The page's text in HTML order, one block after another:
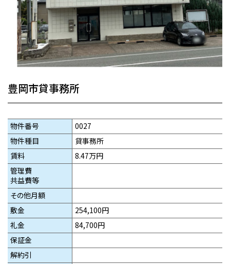
豊岡市貸事務所
物件番号
0027
物件種目
貸事務所
賃料
8.47万円
管理費
共益費等
その他月額
敷金
254,100円
礼金
84,700円
保証金
解約引